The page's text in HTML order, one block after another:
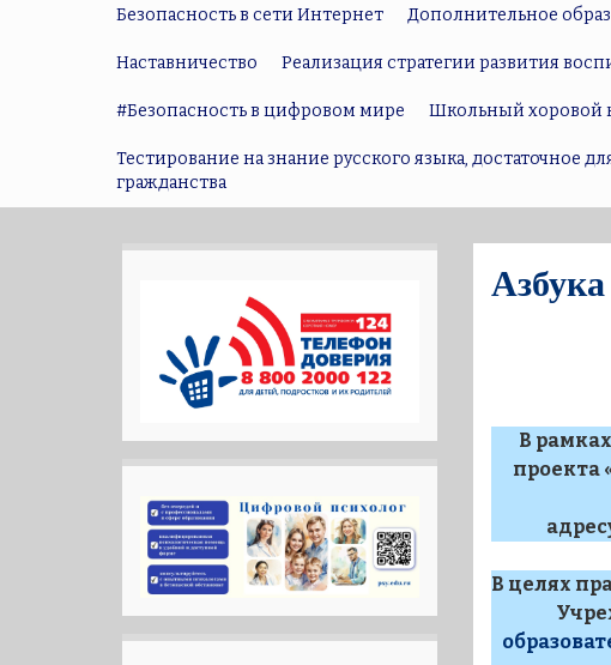
Безопасность в сети Интернет Дополнительное
Наставничество Реализация стратегии развития
#Безопасность в цифровом мире Школьный хоровой
Тестирование на знание русского языка,
гражданства
В
проекта
В целях